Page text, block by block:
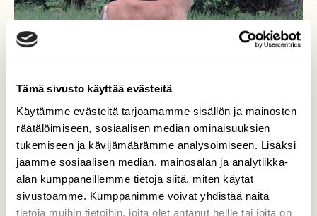
Tämä sivusto käyttää evästeitä
Käytämme evästeitä tarjoamamme sisällön ja mainosten
räätälöimiseen, sosiaalisen median ominaisuuksien
tukemiseen ja kävijämäärämme analysoimiseen. Lisäksi
jaamme sosiaalisen median, mainosalan ja analytiikka-
alan kumppaneillemme tietoja siitä, miten käytät
sivustoamme. Kumppanimme voivat yhdistää näitä
tietoja muihin tietoihin, joita olet antanut heille tai joita on
Valkohäntä kauris ja uudet
vaatteet.